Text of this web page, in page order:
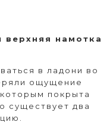
намотка
в ладони во
ощущение
покрыта
существует два